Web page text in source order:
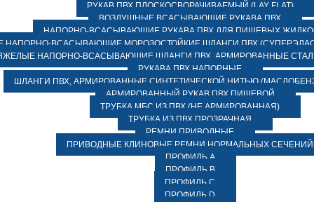
РУКАВ ПВХ ПЛОСКОСВОРАЧИВАЕМЫЙ (LAY FLAT)
ВОЗДУШНЫЕ ВСАСЫВАЮЩИЕ РУКАВА ПВХ
НАПОРНО-ВСАСЫВАЮЩИЕ РУКАВА ПВХ ДЛЯ ПИЩЕВЫХ
НАПОРНО-ВСАСЫВАЮЩИЕ МОРОЗОСТОЙКИЕ ШЛАНГИ ПВХ
НАПОРНО-ВСАСЫВАЮЩИЕ ШЛАНГИ ПВХ, АРМИРОВАННЫЕ
РУКАВА ПВХ НАПОРНЫЕ
ШЛАНГИ ПВХ, АРМИРОВАННЫЕ СИНТЕТИЧЕСКОЙ НИТЬЮ
АРМИРОВАННЫЙ РУКАВ ПВХ ПИЩЕВОЙ
ТРУБКА МБС ИЗ ПВХ (НЕ АРМИРОВАННАЯ)
ТРУБКА ИЗ ПВХ ПРОЗРАЧНАЯ
РЕМНИ ПРИВОДНЫЕ
ПРИВОДНЫЕ КЛИНОВЫЕ РЕМНИ НОРМАЛЬНЫХ СЕЧЕНИЙ
ПРОФИЛЬ A
ПРОФИЛЬ B
ПРОФИЛЬ C
ПРОФИЛЬ D